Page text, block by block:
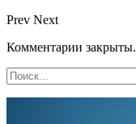
Prev Next
Комментарии закрыты.